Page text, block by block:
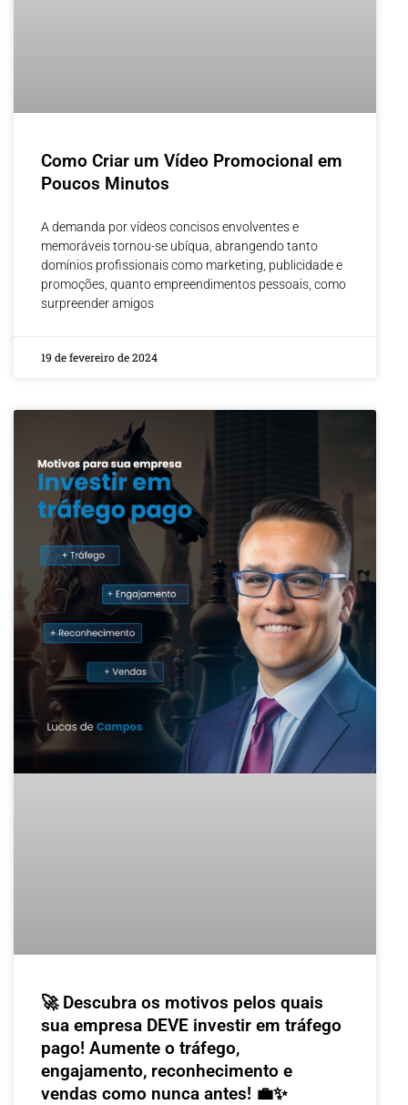
Como Criar um Vídeo Promocional em
Poucos Minutos
A demanda por vídeos concisos envolventes e
memoráveis tornou-se ubíqua, abrangendo tanto
domínios profissionais como marketing, publicidade e
promoções, quanto empreendimentos pessoais, como
surpreender amigos
19 de fevereiro de 2024
🚀 Descubra os motivos pelos quais
sua empresa DEVE investir em tráfego
pago! Aumente o tráfego,
engajamento, reconhecimento e
vendas como nunca antes! 💼✨